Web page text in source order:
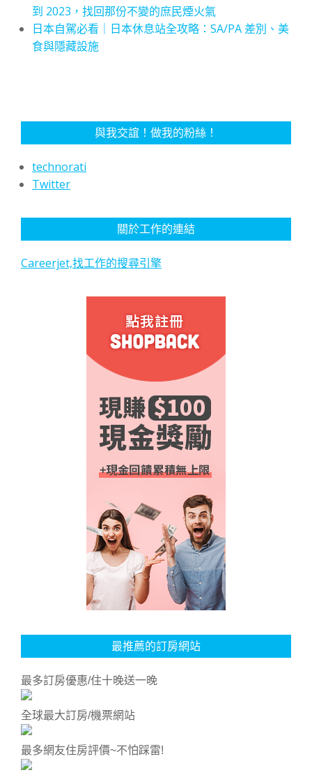
到 2023，找回那份不變的庶民煙火氣
日本自駕必看｜日本休息站全攻略：SA/PA 差別、美
食與隱藏設施
與我交誼！做我的粉絲！
technorati
Twitter
關於工作的連結
Careerjet,找工作的搜尋引擎
最推薦的訂房網站
最多訂房優惠/住十晚送一晚
全球最大訂房/機票網站
最多網友住房評價~不怕踩雷!